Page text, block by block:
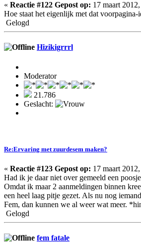
« Reactie #122 Gepost op: 17 maart
Hoe staat het eigenlijk met dat voorpagina-
Gelogd
Hizikigrrrl
Moderator
21.786
Geslacht:
Re:Ervaring met zuurdesem maken?
« Reactie #123 Gepost op: 17 maart
Had ik je daar niet over gemeeld een
Omdat ik maar 2 aanmeldingen binnen
een heel laag pitje gezet. Als nu nog
Fem, dan kunnen we al weer wat meer.
Gelogd
fem fatale